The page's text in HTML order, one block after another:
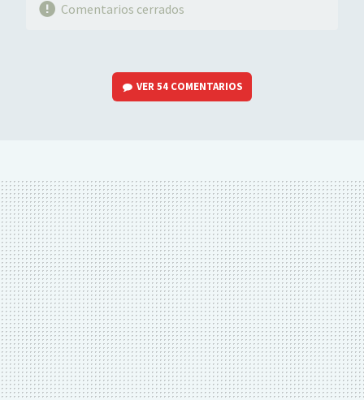
Comentarios cerrados
VER54 COMENTARIOS